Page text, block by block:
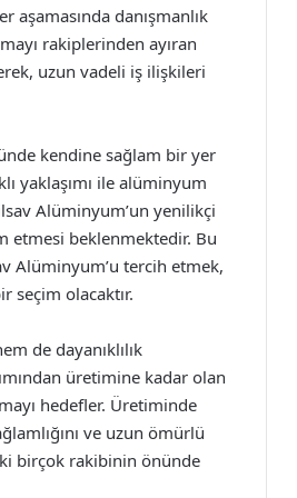
danışmanlık
rakiplerinden ayıran
uzun vadeli iş ilişkileri
kendine sağlam bir yer
yaklaşımı ile alüminyum
Alüminyum’un yenilikçi
etmesi beklenmektedir. Bu
Alüminyum’u tercih etmek,
seçim olacaktır.
de dayanıklılık
üretimine kadar olan
hedefler. Üretiminde
ve uzun ömürlü
birçok rakibinin önünde